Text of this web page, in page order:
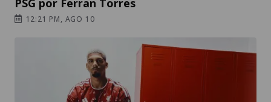
PSG por Ferran Torres
12:21 PM, AGO 10